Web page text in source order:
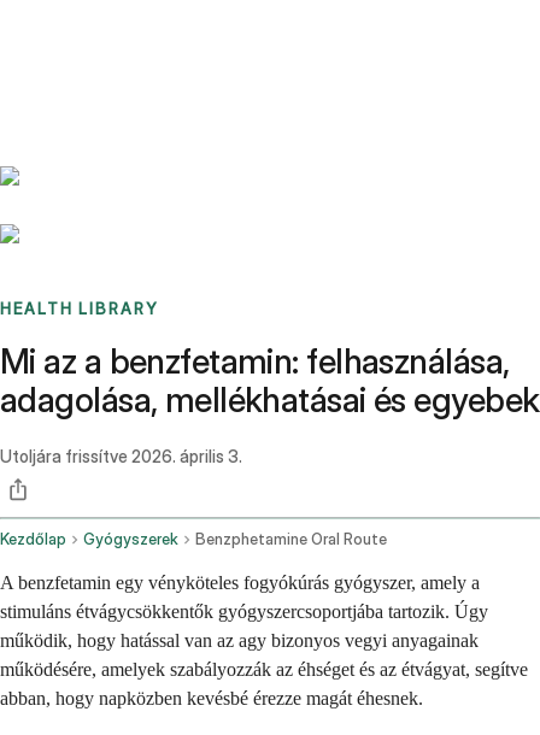
HEALTH LIBRARY
Mi az a benzfetamin: felhasználása,
adagolása, mellékhatásai és egyebek
Utoljára frissítve 2026. április 3.
Kezdőlap Gyógyszerek Benzphetamine Oral Route
A benzfetamin egy vényköteles fogyókúrás gyógyszer, amely a
stimuláns étvágycsökkentők gyógyszercsoportjába tartozik. Úgy
működik, hogy hatással van az agy bizonyos vegyi anyagainak
működésére, amelyek szabályozzák az éhséget és az étvágyat, segítve
abban, hogy napközben kevésbé érezze magát éhesnek.